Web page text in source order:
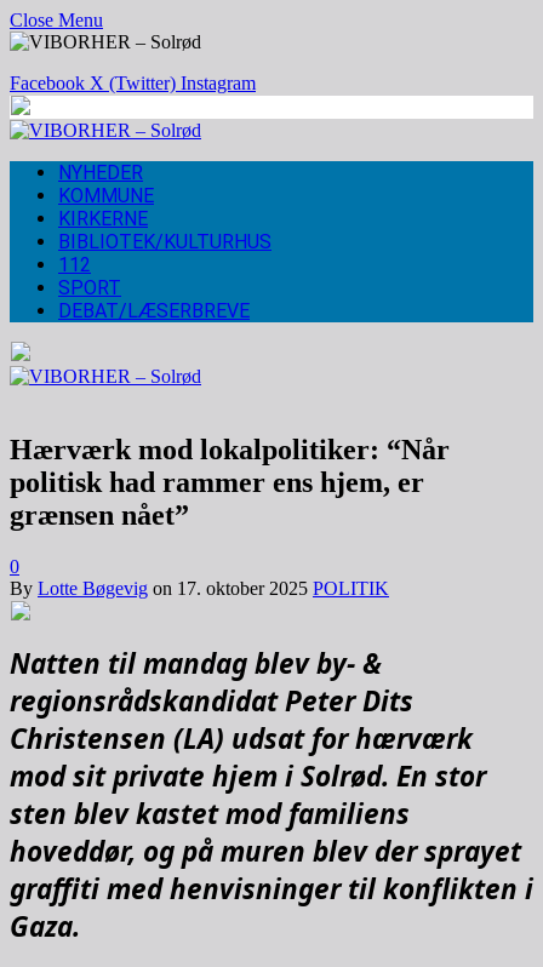
Close Menu
Facebook X (Twitter) Instagram
NYHEDER
KOMMUNE
KIRKERNE
BIBLIOTEK/KULTURHUS
112
SPORT
DEBAT/LÆSERBREVE
Hærværk mod lokalpolitiker: “Når
politisk had rammer ens hjem, er
grænsen nået”
0
By Lotte Bøgevig on 17. oktober 2025 POLITIK
Natten til mandag blev by- &
regionsrådskandidat Peter Dits
Christensen (LA) udsat for hærværk
mod sit private hjem i Solrød. En stor
sten blev kastet mod familiens
hoveddør, og på muren blev der sprayet
graffiti med henvisninger til konflikten i
Gaza.